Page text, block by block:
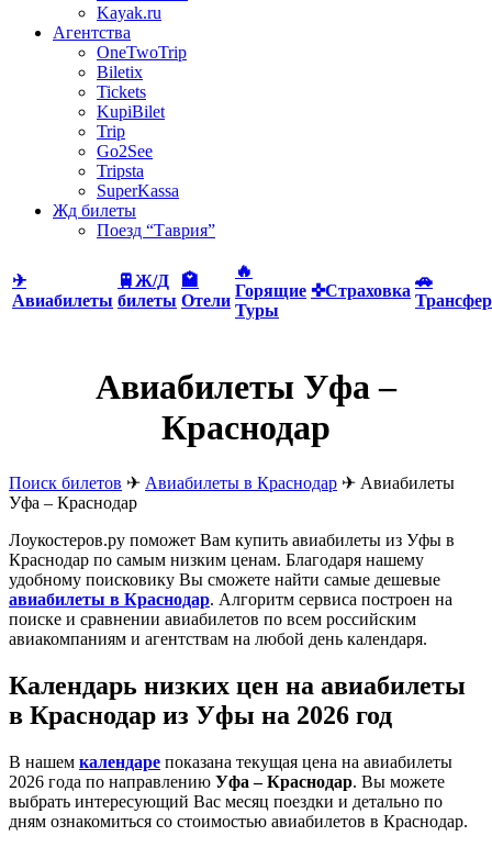
Kayak.ru
Агентства
OneTwoTrip
Biletix
Tickets
KupiBilet
Trip
Go2See
Tripsta
SuperKassa
Жд билеты
Поезд “Таврия”
✈
Авиабилеты
🚆Ж/Д
билеты
🏩
Отели
🔥
Горящие
Туры
✜Страховка
🚗
Трансфер
Авиабилеты Уфа –
Краснодар
Поиск билетов ✈ Авиабилеты в Краснодар ✈ Авиабилеты
Уфа – Краснодар
Лоукостеров.ру поможет Вам купить авиабилеты из Уфы в
Краснодар по самым низким ценам. Благодаря нашему
удобному поисковику Вы сможете найти самые дешевые
авиабилеты в Краснодар. Алгоритм сервиса построен на
поиске и сравнении авиабилетов по всем российским
авиакомпаниям и агентствам на любой день календаря.
Календарь низких цен на авиабилеты
в Краснодар из Уфы на 2026 год
В нашем календаре показана текущая цена на авиабилеты
2026 года по направлению Уфа – Краснодар. Вы можете
выбрать интересующий Вас месяц поездки и детально по
дням ознакомиться со стоимостью авиабилетов в Краснодар.